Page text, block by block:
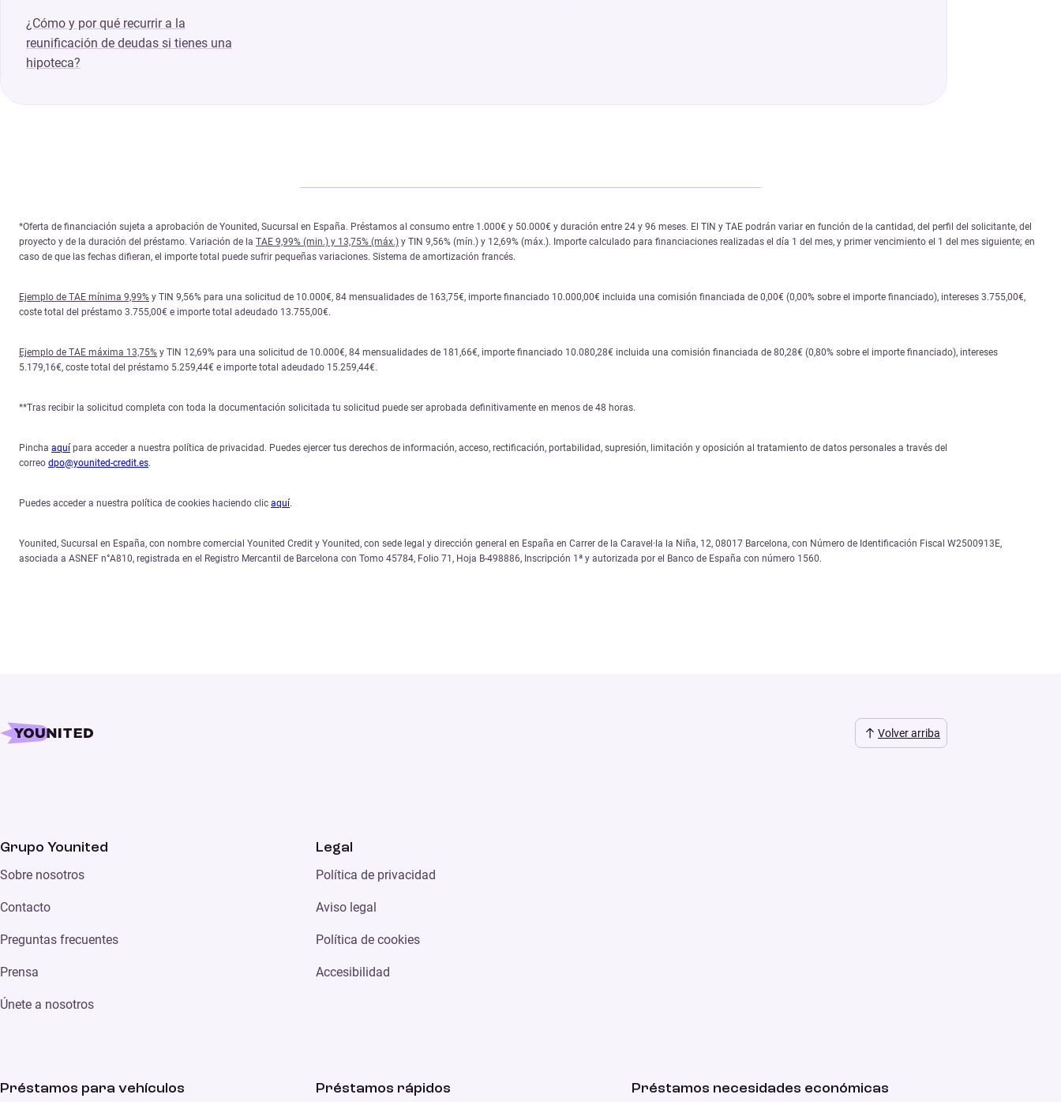
¿Cómo y por qué recurrir a la
reunificación de deudas si tienes una
hipoteca?
*Oferta de financiación sujeta a aprobación de Younited, Sucursal en España. Préstamos al consumo entre 1.000€ y 50.000€ y duración entre 24 y 96 meses. El TIN y TAE podrán variar en función de la cantidad, del perfil del solicitante, del
proyecto y de la duración del préstamo. Variación de la TAE 9,99% (min.) y 13,75% (máx.) y TIN 9,56% (mín.) y 12,69% (máx.). Importe calculado para financiaciones realizadas el día 1 del mes, y primer vencimiento el 1 del mes siguiente; en
caso de que las fechas difieran, el importe total puede sufrir pequeñas variaciones. Sistema de amortización francés.
Ejemplo de TAE mínima 9,99% y TIN 9,56% para una solicitud de 10.000€, 84 mensualidades de 163,75€, importe financiado 10.000,00€ incluida una comisión financiada de 0,00€ (0,00% sobre el importe financiado), intereses 3.755,00€,
coste total del préstamo 3.755,00€ e importe total adeudado 13.755,00€.
Ejemplo de TAE máxima 13,75% y TIN 12,69% para una solicitud de 10.000€, 84 mensualidades de 181,66€, importe financiado 10.080,28€ incluida una comisión financiada de 80,28€ (0,80% sobre el importe financiado), intereses
5.179,16€, coste total del préstamo 5.259,44€ e importe total adeudado 15.259,44€.
**Tras recibir la solicitud completa con toda la documentación solicitada tu solicitud puede ser aprobada definitivamente en menos de 48 horas.
Pincha aquí para acceder a nuestra política de privacidad. Puedes ejercer tus derechos de información, acceso, rectificación, portabilidad, supresión, limitación y oposición al tratamiento de datos personales a través del
correo dpo@younited-credit.es.
Puedes acceder a nuestra política de cookies haciendo clic aquí.
Younited, Sucursal en España, con nombre comercial Younited Credit y Younited, con sede legal y dirección general en España en Carrer de la Caravel·la la Niña, 12, 08017 Barcelona, con Número de Identificación Fiscal W2500913E,
asociada a ASNEF n°A810, registrada en el Registro Mercantil de Barcelona con Tomo 45784, Folio 71, Hoja B-498886, Inscripción 1ª y autorizada por el Banco de España con número 1560.
Volver arriba
Grupo Younited
Sobre nosotros
Contacto
Preguntas frecuentes
Prensa
Únete a nosotros
Legal
Política de privacidad
Aviso legal
Política de cookies
Accesibilidad
Préstamos para vehículos Préstamos rápidos Préstamos necesidades económicas